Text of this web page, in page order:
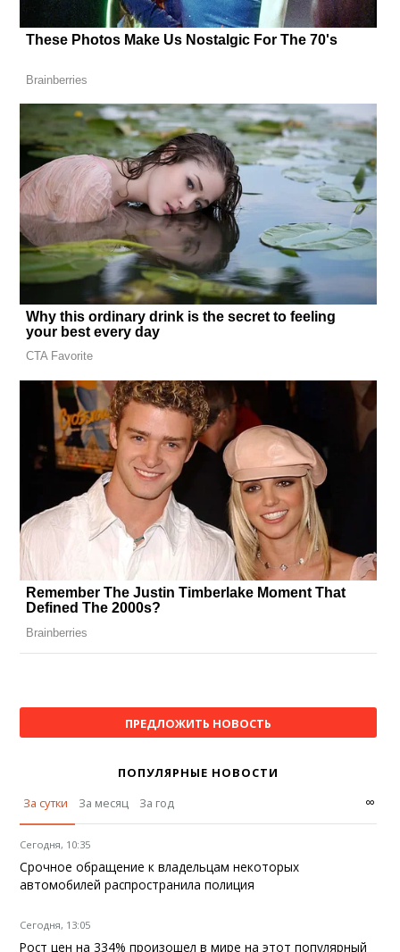
ПРЕДЛОЖИТЬ НОВОСТЬ
ПОПУЛЯРНЫЕ НОВОСТИ
За сутки
За месяц За год ∞
Сегодня, 10:35
Срочное обращение к владельцам некоторых
автомобилей распространила полиция
Сегодня, 13:05
Рост цен на 334% произошел в мире на этот популярный